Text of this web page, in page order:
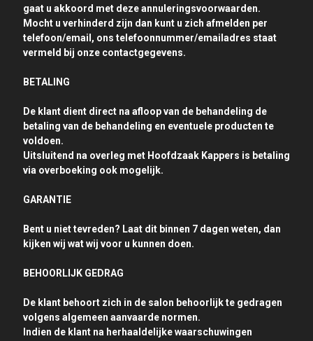
gaat u akkoord met deze annuleringsvoorwaarden.
Mocht u verhinderd zijn dan kunt u zich afmelden per
telefoon/email, ons telefoonnummer/emailadres staat
vermeld bij onze contactgegevens.
BETALING
De klant dient direct na afloop van de behandeling de
betaling van de behandeling en eventuele producten te
voldoen.
Uitsluitend na overleg met Hoofdzaak Kappers is betaling
via overboeking ook mogelijk.
GARANTIE
Bent u niet tevreden? Laat dit binnen 7 dagen weten, dan
kijken wij wat wij voor u kunnen doen.
BEHOORLIJK GEDRAG
De klant behoort zich in de salon behoorlijk te gedragen
volgens algemeen aanvaarde normen.
Indien de klant na herhaaldelijke waarschuwingen